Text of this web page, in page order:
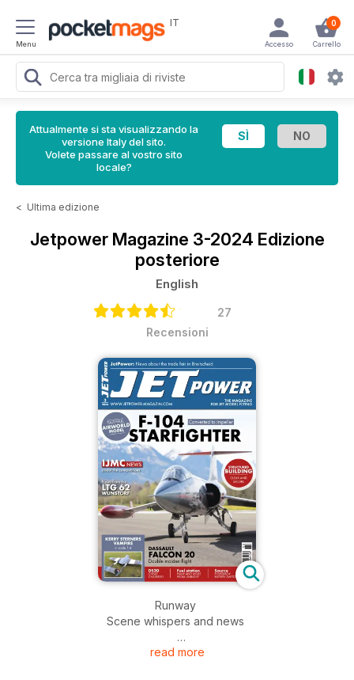
Menu
IT 0
Carrello
Accesso
Attualmente si sta visualizzando la
versione Italy del sito.
Volete passare al vostro sito
locale?
< Ultima edizione
Jetpower Magazine 3-2024 Edizione
posteriore
English
27
Recensioni
Runway
Scene whispers and news
JetPower trade fair in Breitscheid
read more